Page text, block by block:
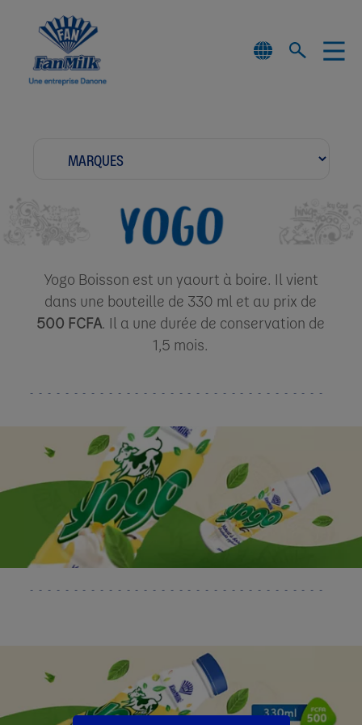
Yogo Boisson est un yaourt à boire. Il vient
dans une bouteille de 330 ml et au prix de
500 FCFA. Il a une durée de conservation de
1,5 mois.​